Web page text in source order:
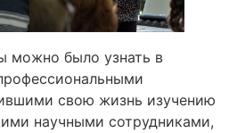
можно было узнать в
свою жизнь изучению
научными сотрудниками,